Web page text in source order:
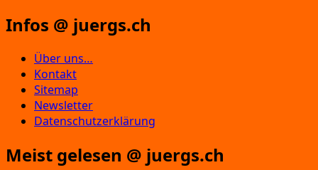
Infos @ juergs.ch
Über uns…
Kontakt
Sitemap
Newsletter
Datenschutzerklärung
Meist gelesen @ juergs.ch